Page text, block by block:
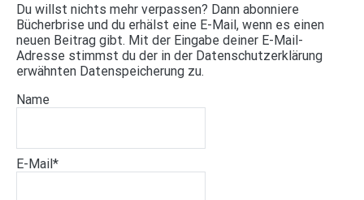
Du willst nichts mehr verpassen? Dann abonniere
Bücherbrise und du erhälst eine E-Mail, wenn es einen
neuen Beitrag gibt. Mit der Eingabe deiner E-Mail-
Adresse stimmst du der in der Datenschutzerklärung
erwähnten Datenspeicherung zu.
Name
E-Mail*